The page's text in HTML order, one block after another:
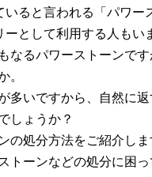
いると言われる「パワー
ーとして利用する人もい
なるパワーストーンで
。
多いですから、自然に
しょうか？
の処分方法をご紹介しま
トーンなどの処分に困